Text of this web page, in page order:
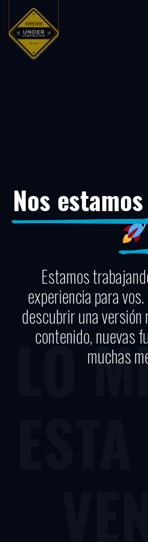
Nos
Estamos
experiencia para
descubrir una versión
contenido, nuevas
muchas
LO